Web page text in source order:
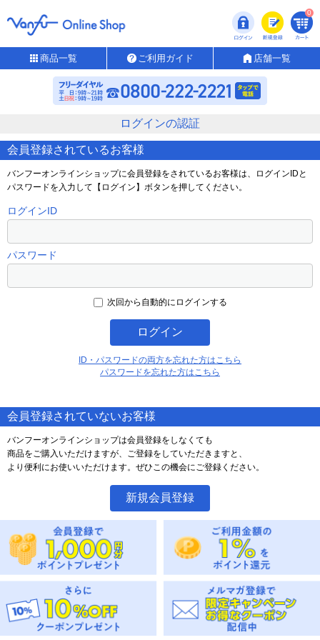
0
商品一覧 ご利用ガイド 店舗一覧
ログインの認証
会員登録されているお客様
バンフーオンラインショップに会員登録をされているお客様は、ログインIDと
パスワードを入力して【ログイン】ボタンを押してください。
ログインID
パスワード
次回から自動的にログインする
ログイン
ID・パスワードの両方を忘れた方はこちら
パスワードを忘れた方はこちら
会員登録されていないお客様
バンフーオンラインショップは会員登録をしなくても
商品をご購入いただけますが、ご登録をしていただきますと、
より便利にお使いいただけます。ぜひこの機会にご登録ください。
新規会員登録